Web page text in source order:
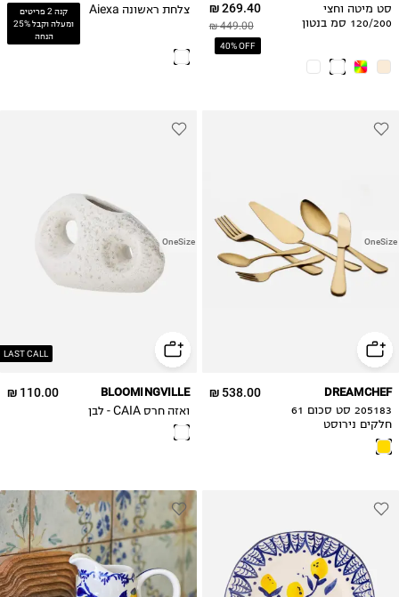
269.40 ₪
449.00 ₪
40% OFF
סט מיטה וחצי
120/200 סמ בנטון
קנה 2 פריטים
ומעלה וקבל 25%
הנחה
צלחת ראשונה Aiexa
OneSize
538.00 ₪ DREAMCHEF
205183 סט סכום 61
חלקים נירוסט
LAST CALL
OneSize
110.00 ₪ BLOOMINGVILLE
ואזה חרס CAIA - לבן